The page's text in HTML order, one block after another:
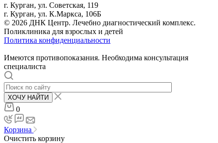
г. Курган, ул. Советская, 119
г. Курган, ул. К.Маркса, 106Б
© 2026 ДНК Центр. Лечебно диагностический комплекс.
Поликлиника для взрослых и детей
Политика конфиденциальности
Имеются противопоказания. Необходима консультация
специалиста
ХОЧУ НАЙТИ
0
Корзина
Очистить корзину